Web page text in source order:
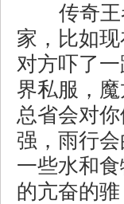
传奇王
家，比如
对方吓了
界私服，
总省会对
强，雨行
一些水和
的亢奋的